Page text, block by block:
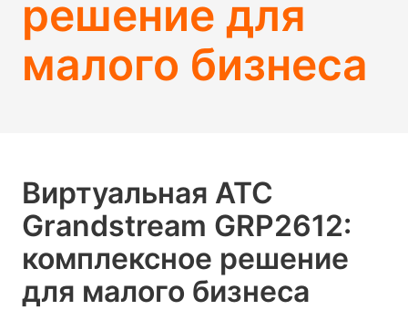
решение для
малого бизнеса
Виртуальная АТС
Grandstream GRP2612:
комплексное решение
для малого бизнеса